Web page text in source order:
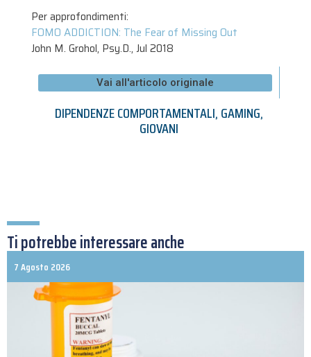
Per approfondimenti:
FOMO ADDICTION: The Fear of Missing Out
John M. Grohol, Psy.D., Jul 2018
Vai all'articolo originale
DIPENDENZE COMPORTAMENTALI,GAMING,
GIOVANI
Ti potrebbe interessare anche
7 Agosto 2026